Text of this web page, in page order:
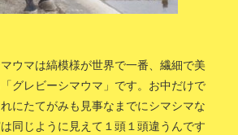
ウマは縞模様が世界で一番、繊細で美
グレビーシマウマ」です。お中だけで
にたてがみも見事なまでにシマシマな
同じように見えて１頭１頭違うんです